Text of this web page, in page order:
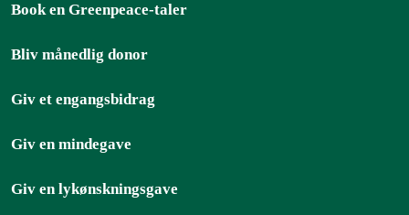
Book en Greenpeace-taler
Bliv månedlig donor
Giv et engangsbidrag
Giv en mindegave
Giv en lykønskningsgave